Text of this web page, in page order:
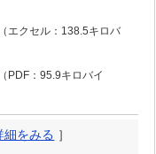
（エクセル：138.5キロバ
（PDF：95.9キロバイ
細をみる ］